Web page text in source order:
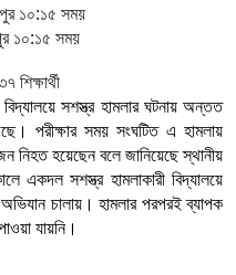
১০:১৫ সময়
১০:১৫ সময়
সশস্ত্র হামলার ঘটনায় অন্তত
পরীক্ষার সময় সংঘটিত এ হামলায়
নিহত হয়েছেন বলে জানিয়েছে স্থানীয়
একদল সশস্ত্র হামলাকারী বিদ্যালয়ে
চালায়। হামলার পরপরই ব্যাপক
যায়নি।